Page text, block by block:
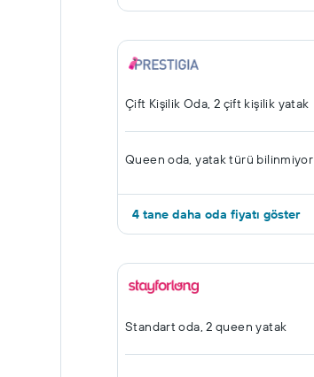
Çift ​Kişilik Oda, 2 çift kişilik yatak
Queen oda, yatak türü bilinmiyor
4 tane daha oda fiyatı göster
Standart oda, 2 queen yatak